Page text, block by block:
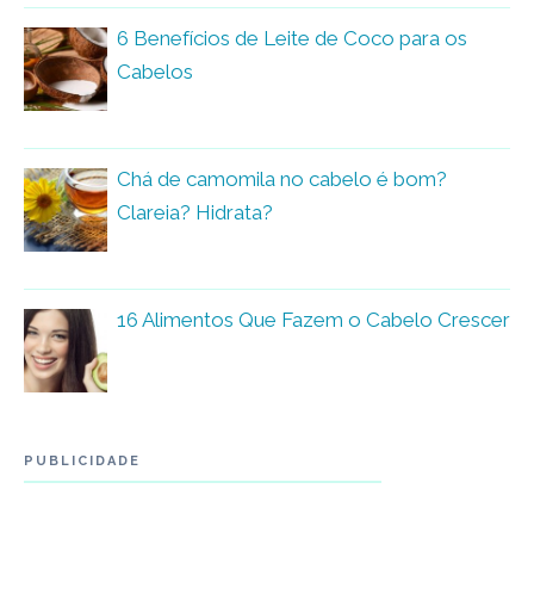
6 Benefícios de Leite de Coco para os
Cabelos
Chá de camomila no cabelo é bom?
Clareia? Hidrata?
16 Alimentos Que Fazem o Cabelo Crescer
PUBLICIDADE